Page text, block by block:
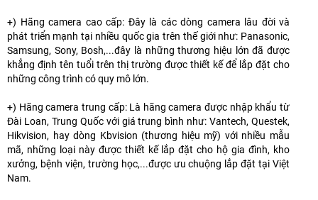
+) Hãng camera cao cấp: Đây là các dòng camera lâu đời và
phát triển mạnh tại nhiều quốc gia trên thế giới như: Panasonic,
Samsung, Sony, Bosh,...đây là những thương hiệu lớn đã được
khẳng định tên tuổi trên thị trường được thiết kế để lắp đặt cho
những công trình có quy mô lớn.
+) Hãng camera trung cấp: Là hãng camera được nhập khẩu từ
Đài Loan, Trung Quốc với giá trung bình như: Vantech, Questek,
Hikvision, hay dòng Kbvision (thương hiệu mỹ) với nhiều mẫu
mã, những loại này được thiết kế lắp đặt cho hộ gia đình, kho
xưởng, bệnh viện, trường học,...được ưu chuộng lắp đặt tại Việt
Nam.